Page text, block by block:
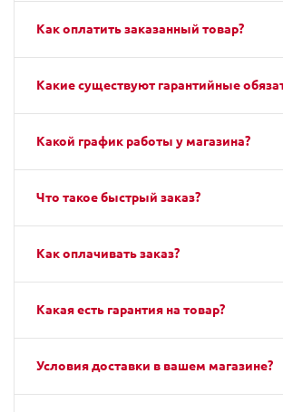
Как оплатить заказанный товар?
Какие существуют гарантийные
Какой график работы у магазина?
Что такое быстрый заказ?
Как оплачивать заказ?
Какая есть гарантия на товар?
Условия доставки в вашем магазине?